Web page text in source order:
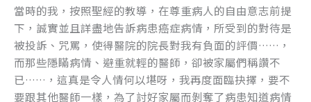
當時的我，按照聖經的教導，在尊重病人的自由意志前提
下，誠實並且詳盡地告訴病患癌症病情，所受到的對待是
被投訴、咒罵，使得醫院的院長對我有負面的評價……，
而那些隱瞞病情、避重就輕的醫師，卻被家屬們稱讚不
已……，這真是令人情何以堪呀，我再度面臨抉擇，要不
要跟其他醫師一樣，為了討好家屬而剝奪了病患知道病情